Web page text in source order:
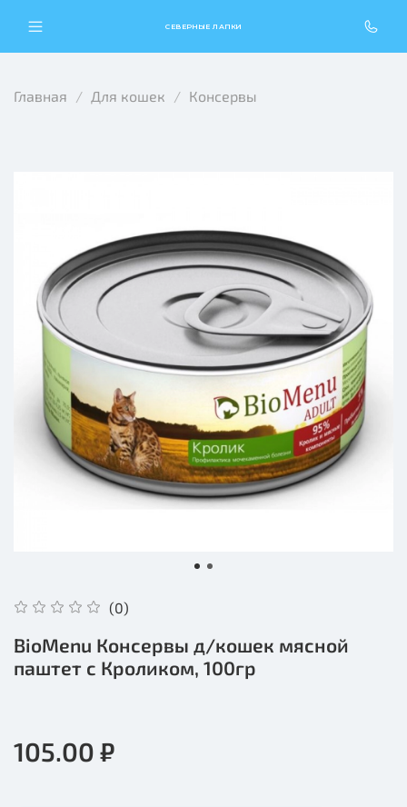
СЕВЕРНЫЕ ЛАПКИ
Главная Для кошек Консервы
(0)
BioMenu Консервы д/кошек мясной
паштет с Кроликом, 100гр
105.00 ₽